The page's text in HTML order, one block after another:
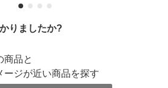
りましたか?
商品と
ージが近い商品を探す